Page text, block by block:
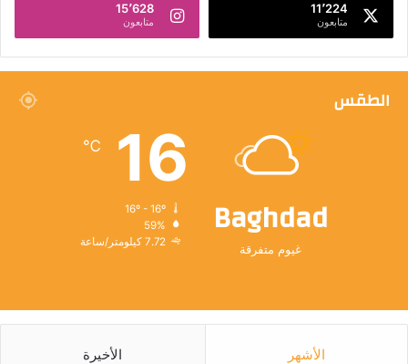
11٬224
متابعون
15٬628
متابعون
الطقس
Baghdad
غيوم متفرقة
16
℃
59%
7.72 كيلومتر/ساعة
الأشهر الأخيرة